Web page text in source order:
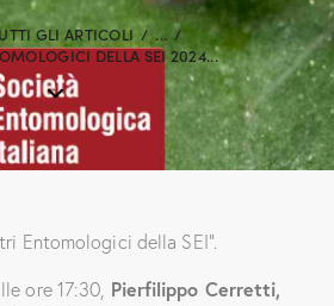
GLI ARTICOLI
...
DELLA SEI 2024...
Entomologici della SEI”.
ore 17:30, Pierfilippo Cerretti,